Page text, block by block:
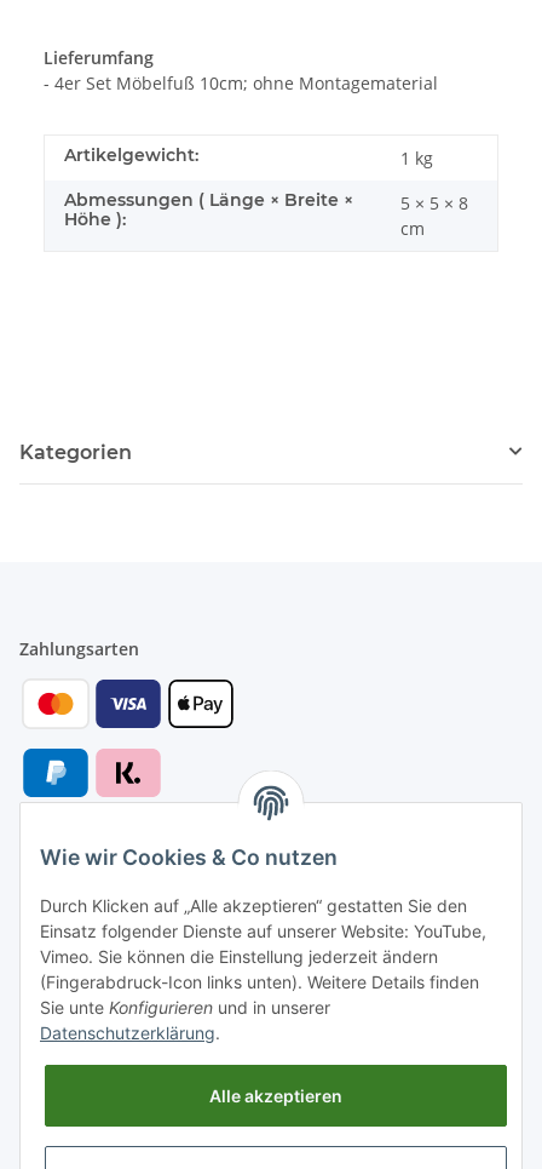
Lieferumfang
- 4er Set Möbelfuß 10cm; ohne Montagematerial
Artikelgewicht: 1 kg
Abmessungen ( Länge × Breite ×
Höhe ):
5 × 5 × 8
cm
Kategorien
Zahlungsarten
Versandarten
Versand nach
Wie wir Cookies & Co nutzen
Durch Klicken auf „Alle akzeptieren“ gestatten Sie den
Einsatz folgender Dienste auf unserer Website: YouTube,
Vimeo. Sie können die Einstellung jederzeit ändern
(Fingerabdruck-Icon links unten). Weitere Details finden
Sie unte Konfigurieren und in unserer
Datenschutzerklärung.
Alle akzeptieren